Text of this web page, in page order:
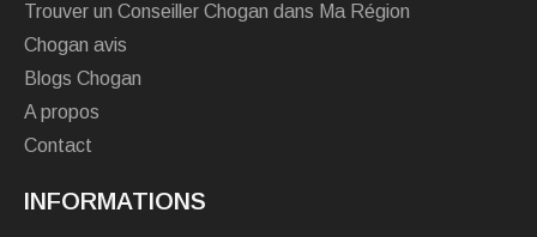
Trouver un Conseiller Chogan dans Ma Région
Chogan avis
Blogs Chogan
A propos
Contact
INFORMATIONS